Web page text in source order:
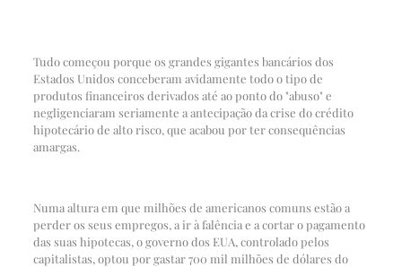
Tudo começou porque os grandes gigantes bancários dos
Estados Unidos conceberam avidamente todo o tipo de
produtos financeiros derivados até ao ponto do "abuso" e
negligenciaram seriamente a antecipação da crise do crédito
hipotecário de alto risco, que acabou por ter consequências
amargas.
Numa altura em que milhões de americanos comuns estão a
perder os seus empregos, a ir à falência e a cortar o pagamento
das suas hipotecas, o governo dos EUA, controlado pelos
capitalistas, optou por gastar 700 mil milhões de dólares do